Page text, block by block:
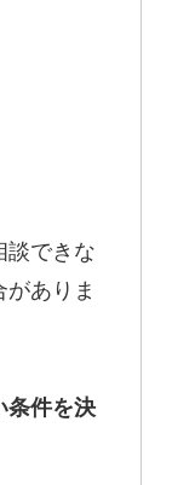
談できな
ありま
条件を決